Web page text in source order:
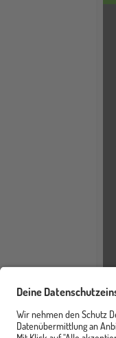
Profil
Merkzettel